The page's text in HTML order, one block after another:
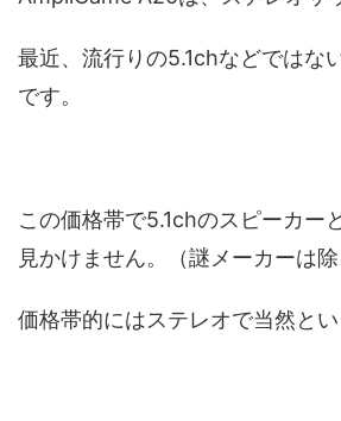
最近、流行りの5.1chなどではな
です。
この価格帯で5.1chのスピーカー
見かけません。（謎メーカーは除
価格帯的にはステレオで当然とい